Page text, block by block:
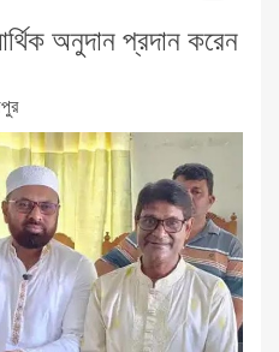
অনুদান প্রদান করেন